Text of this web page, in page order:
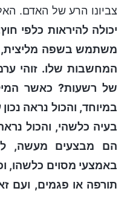
צביונו הרע של האדם.
יכולה להיראות כלפי
משתמש בשפה מליצית,
המחשבות שלו. זוהי
של רשעות? כאשר
במיוחד, והכול נראה
בעיה כלשהי, והכול
הם מבצעים מעשה,
באמצעי מסוים כלשהו,
תורפה או פגמים, ועם